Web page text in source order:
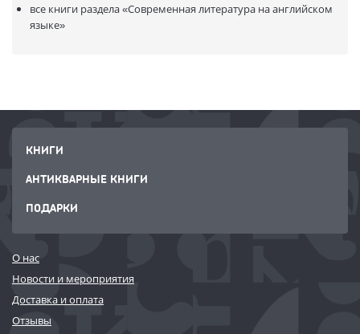
все книги раздела«Современная литература на английском
языке»
КНИГИ
АНТИКВАРНЫЕ КНИГИ
ПОДАРКИ
О нас
Новости и мероприятия
Доставка и оплата
Отзывы